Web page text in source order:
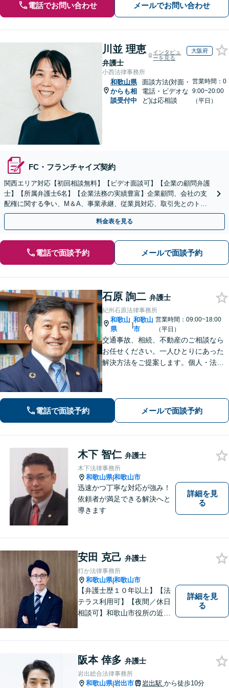
電話でお問い合わせ メールでお問い合わせ
川並 理恵
弁護士
インタビュ
ーを見る
大阪府
小西法律事務所
和歌山県
からも相
談受付中
面談方法(対面・
電話・ビデオな
ど)は応相談
営業時間：0
9:00~20:00
（平日）
FC・フランチャイズ契約
関西エリア対応【初回相談無料】【ビデオ面談可】【企業の顧問弁護
士】【所属弁護士6名】【企業法務の実績豊富】企業顧問、会社の支
配権に関する争い、M＆A、事業承継、従業員対応、取引先とのトラ
ブル、債権回収等につき豊富な対応実績
料金表を見る
電話で面談予約 メールで面談予約
石原 詢二 弁護士
紀州石原法律事務所
和歌山
県
|
和歌山
市
営業時間：09:00~18:00
（平日）
交通事故、相続、不動産のご相談なら
お任せください。一人ひとりにあった
解決方法をご提案します。個人・法人
電話で面談予約 メールで面談予約
木下 智仁 弁護士
木下法律事務所
和歌山県|和歌山市
迅速かつ丁寧な対応が強み！
依頼者が満足できる解決へと
導きます
詳細を見
る
安田 克己 弁護士
灯か法律事務所
和歌山県|和歌山市
【弁護士歴１０年以上】【法
テラス利用可】【夜間／休日
相談可】和歌山市役所の近
相談ください。あなたの灯り
となれるよう誠心誠意努めま
す。
詳細を見
る
阪本 倖多 弁護士
岩出総合法律事務所
和歌山県|岩出市 岩出駅 から徒歩10分